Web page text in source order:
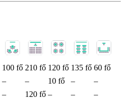
100 fő 210 fő 120 fő 135 fő 60 fő
– – 10 fő –
–
– 120 fő – –
–